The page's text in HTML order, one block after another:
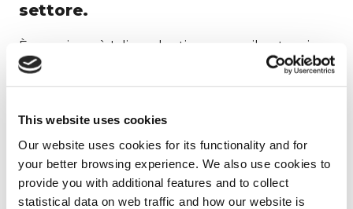
This website uses cookies
Our website uses cookies for its functionality and for
your better browsing experience. We also use cookies to
provide you with additional features and to collect
statistical data on web traffic and how our website is
settore.
È proprio così. I dipendenti scoprono il potenziare
formativo nascosto nelle esperienze di vita.
Diventano così delle risorse ancora più preziose
competenze che l’intelligenza artificiale non
potrà mai replicare e stanno trovando il modo per
armonizzare vita e lavoro.